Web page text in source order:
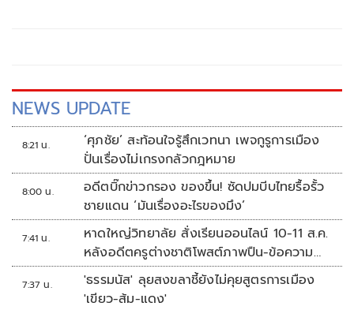
NEWS UPDATE
8:21 น.
‘ศุภชัย’ สะท้อนใจรู้สึกเวทนา เพจกูรูการเมือง
ปั่นเรื่องไม่เกรงกลัวกฎหมาย
8:00 น.
อดีตบิ๊กข่าวกรอง ของขึ้น! ซัดปมบีบไทยรื้อรั้ว
ชายแดน ‘มันเรื่องอะไรของมึง’
7:41 น.
หาดใหญ่วิทยาลัย สั่งเรียนออนไลน์ 10-11 ส.ค.
หลังอดีตครูต่างชาติโพสต์ภาพปืน-ข้อความ
ข่มขู่
7:37 น.
'ธรรมนัส' ลุยสงขลาชี้ยังไม่คุยสูตรการเมือง
'เขียว-ส้ม-แดง'